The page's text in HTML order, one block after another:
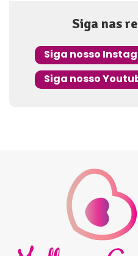
Siga nas
Siga nosso
Siga nosso